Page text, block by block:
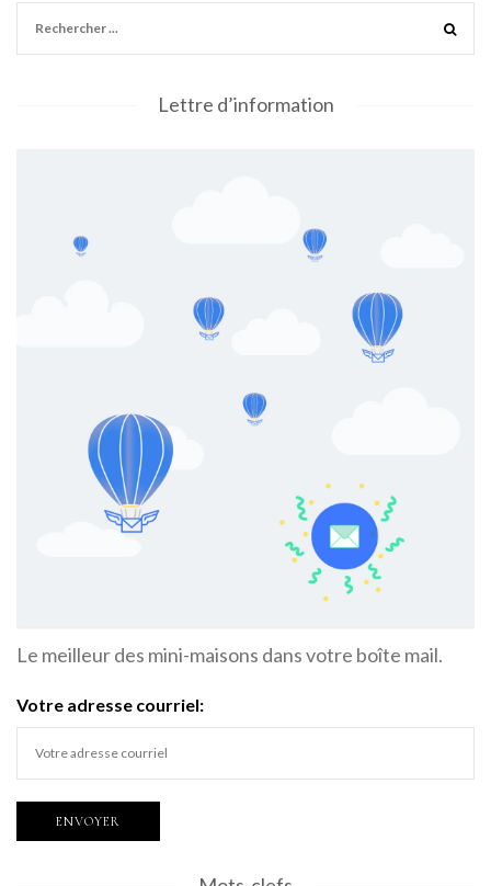
Lettre d’information
Le meilleur des mini-maisons dans votre boîte mail.
Votre adresse courriel: